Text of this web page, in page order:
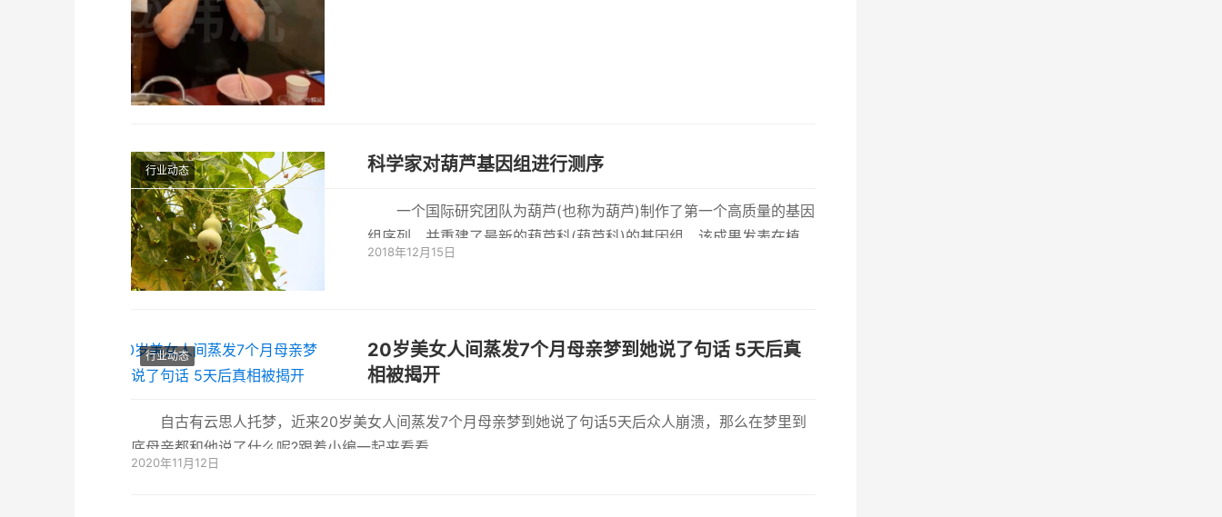
行业动态 科学家对葫芦基因组进行测序
一个国际研究团队为葫芦(也称为葫芦)制作了第一个高质量的基因
组序列，并重建了最新的葫芦科(葫芦科)的基因组。该成果发表在植物
学杂志。该
2018年12月15日
行业动态
20岁美女人间蒸发7个月母亲梦到她说了句话 5天后真
相被揭开
自古有云思人托梦，近来20岁美女人间蒸发7个月母亲梦到她说了句话5天后众人崩溃，那么在梦里到
底母亲都和他说了什么呢?跟着小编一起来看看
2020年11月12日